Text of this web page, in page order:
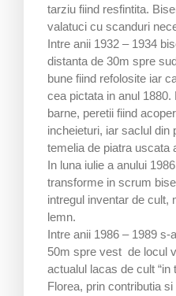
tarziu fiind resfintita.
valatuci cu scanduri
Intre anii 1932 – 1934
distanta de 30m spre
bune fiind refolosite iar
cea pictata in anul
barne, peretii fiind
incheieturi, iar saclul din
temelia de piatra uscata
In luna iulie a anului
transforme in scrum
intregul inventar de cult,
lemn.
Intre anii 1986 – 1989
50m spre vest de locul
actualul lacas de cult
Florea, prin contributia